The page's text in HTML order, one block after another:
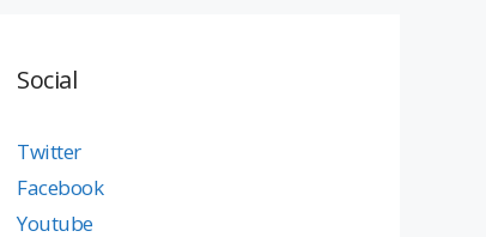
Social
Twitter
Facebook
Youtube